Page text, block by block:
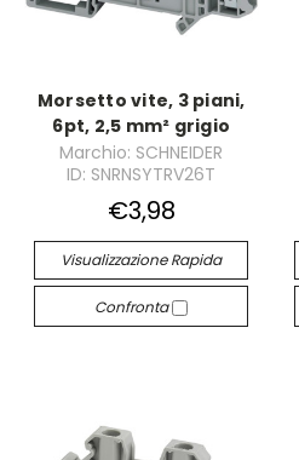
Morsetto vite, 3 piani,
6pt, 2,5 mm² grigio
Marchio: SCHNEIDER
ID: SNRNSYTRV26T
€3,98
Visualizzazione Rapida
Confronta